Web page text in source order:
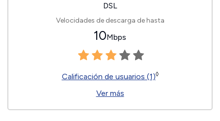
DSL
Velocidades de descarga de hasta
10Mbps
Calificación de usuarios (1)◊
Ver más